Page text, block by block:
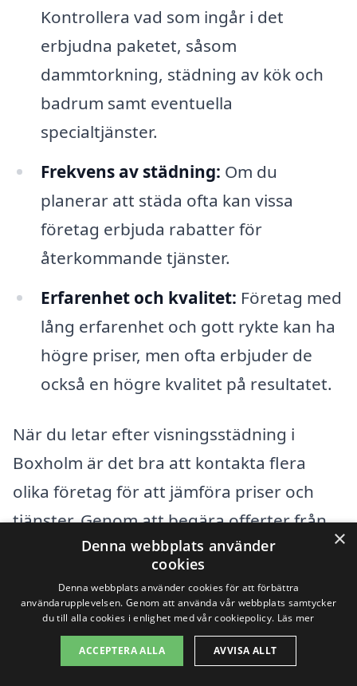
Kontrollera vad som ingår i det
erbjudna paketet, såsom
dammtorkning, städning av kök och
badrum samt eventuella
specialtjänster.
Frekvens av städning: Om du
planerar att städa ofta kan vissa
företag erbjuda rabatter för
återkommande tjänster.
Erfarenhet och kvalitet: Företag med
lång erfarenhet och gott rykte kan ha
högre priser, men ofta erbjuder de
också en högre kvalitet på resultatet.
När du letar efter visningsstädning i
Boxholm är det bra att kontakta flera
olika företag för att jämföra priser och
tjänster. Genom att begära offerter från
olika städföretag kan du få en klarare
vad du kan förvänta dig för din
investering. Kom ihåg att läsa recensioner
och betyg från andra kunder för att få en
×
Denna webbplats använder
cookies
Denna webbplats använder cookies för att förbättra
användarupplevelsen. Genom att använda vår webbplats samtycker
du till alla cookies i enlighet med vår cookiepolicy. Läs mer
ACCEPTERA ALLA AVVISA ALLT